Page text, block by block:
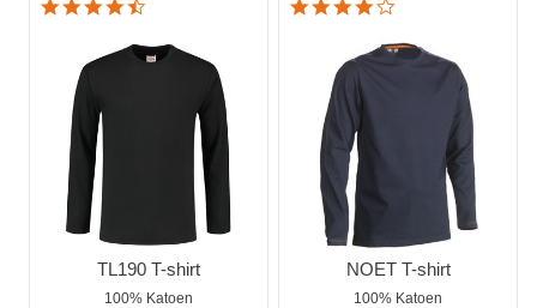
T-shirts lange mouw
Poloshirts korte mouw
Poloshirts lange mouw
Thermoshirts
Tanktops
TL190 T-shirt
100% Katoen
NOET T-shirt
100% Katoen